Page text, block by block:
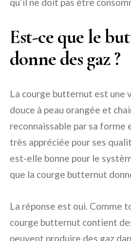
Est-ce que le
donne des gaz ?
La courge butternut est une
douce à peau orangée et
reconnaissable par sa forme
très appréciée pour ses
est-elle bonne pour le
que la courge butternut
La réponse est oui. Comme
courge butternut contient
peuvent produire des gaz